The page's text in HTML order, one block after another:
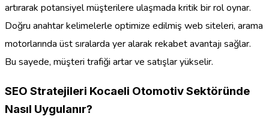
artırarak potansiyel müşterilere ulaşmada kritik bir rol oynar.
Doğru anahtar kelimelerle optimize edilmiş web siteleri, arama
motorlarında üst sıralarda yer alarak rekabet avantajı sağlar.
Bu sayede, müşteri trafiği artar ve satışlar yükselir.
SEO Stratejileri Kocaeli Otomotiv Sektöründe
Nasıl Uygulanır?